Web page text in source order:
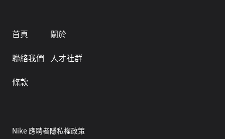
首頁
關於
聯絡我們
人才社群
條款
Nike 應聘者隱私權政策